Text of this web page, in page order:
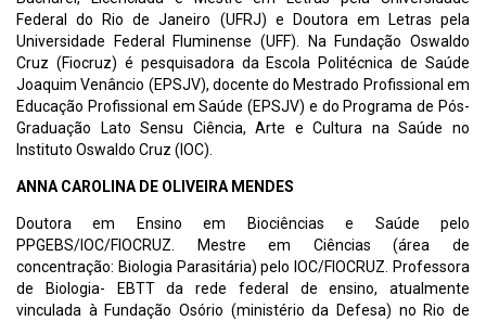
Federal do Rio de Janeiro (UFRJ) e Doutora em Letras pela
Universidade Federal Fluminense (UFF). Na Fundação Oswaldo
Cruz (Fiocruz) é pesquisadora da Escola Politécnica de Saúde
Joaquim Venâncio (EPSJV), docente do Mestrado Profissional em
Educação Profissional em Saúde (EPSJV) e do Programa de Pós-
Graduação Lato Sensu Ciência, Arte e Cultura na Saúde no
Instituto Oswaldo Cruz (IOC).
ANNA CAROLINA DE OLIVEIRA MENDES
Doutora em Ensino em Biociências e Saúde pelo
PPGEBS/IOC/FIOCRUZ. Mestre em Ciências (área de
concentração: Biologia Parasitária) pelo IOC/FIOCRUZ. Professora
de Biologia- EBTT da rede federal de ensino, atualmente
vinculada à Fundação Osório (ministério da Defesa) no Rio de